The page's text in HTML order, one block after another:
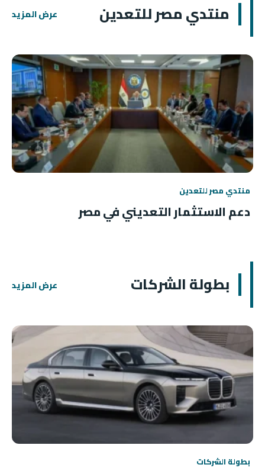
منتدي مصر للتعدين عرض المزيد
منتدي مصر للتعدين
دعم الاستثمار التعديني في مصر
بطولة الشركات عرض المزيد
بطولة الشركات